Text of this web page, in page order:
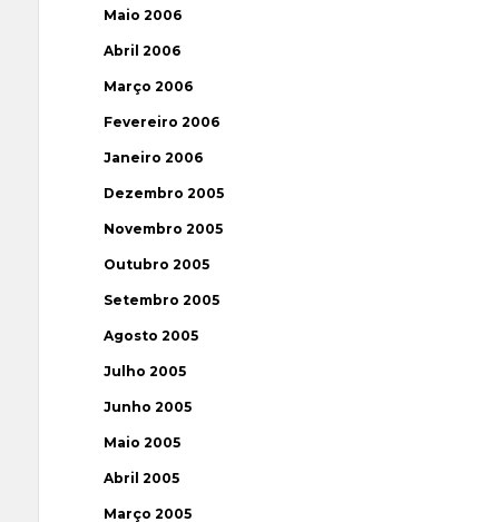
Maio 2006
Abril 2006
Março 2006
Fevereiro 2006
Janeiro 2006
Dezembro 2005
Novembro 2005
Outubro 2005
Setembro 2005
Agosto 2005
Julho 2005
Junho 2005
Maio 2005
Abril 2005
Março 2005